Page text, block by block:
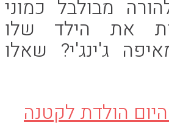
מבולבל כמוני
את הילד שלו
ג'ינג'י? שאלו
יום הולדת לקטנה